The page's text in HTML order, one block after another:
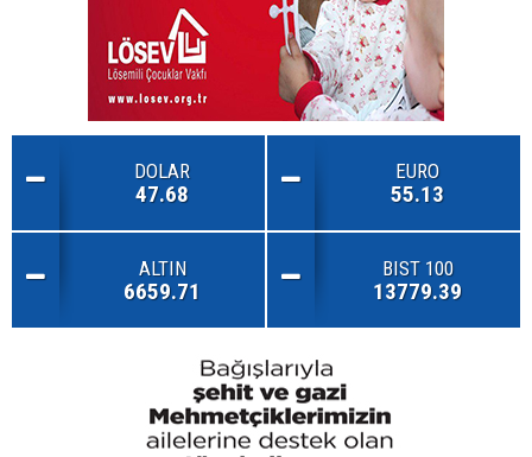
DOLAR
47.68
EURO
55.13
ALTIN
6659.71
BIST 100
13779.39